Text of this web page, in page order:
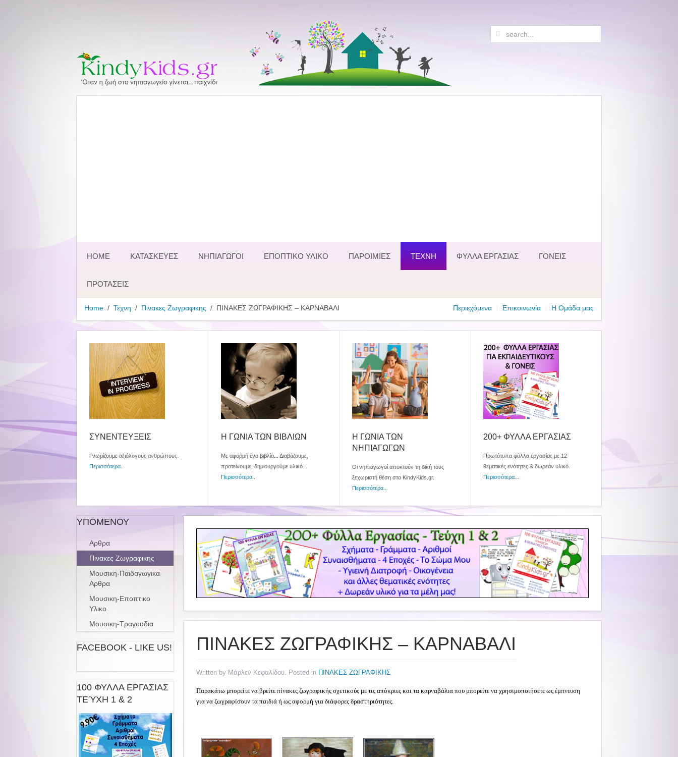
HOME ΚΑΤΑΣΚΕΥΕΣ ΝΗΠΙΑΓΩΓΟΙ ΕΠΟΠΤΙΚΟ ΥΛΙΚΟ ΠΑΡΟΙΜΙΕΣ ΤΕΧΝΗ ΦΥΛΛΑ ΕΡΓΑΣΙΑΣ ΓΟΝΕΙΣ
ΠΡΟΤΑΣΕΙΣ
Home Τεχνη Πινακες Ζωγραφικης ΠΙΝΑΚΕΣ ΖΩΓΡΑΦΙΚΗΣ – ΚΑΡΝΑΒΑΛΙ Περιεχόμενα Επικοινωνία Η Ομάδα μας
ΣΥΝΕΝΤΕΥΞΕΙΣ
Γνωρίζουμε αξιόλογους ανθρώπους.
Περισσότερα
Η ΓΩΝΙΑ ΤΩΝ ΒΙΒΛΙΩΝ
Με αφορμή ένα βιβλίο... Διαβάζουμε,
προτείνουμε, δημιουργούμε υλικό...
Περισσότερα
Η ΓΩΝΙΑ ΤΩΝ
ΝΗΠΙΑΓΩΓΩΝ
Οι νηπιαγωγοί αποκτούν τη δική τους
ξεχωριστή θέση στο KindyKids.gr.
Περισσότερα...
200+ ΦΥΛΛΑ ΕΡΓΑΣΙΑΣ
Πρωτότυπα φύλλα εργασίας με 12
θεματικές ενότητες & δωρεάν υλικό.
Περισσότερα...
ΠΙΝΑΚΕΣ ΖΩΓΡΑΦΙΚΗΣ – ΚΑΡΝΑΒΑΛΙ
Written by Μάρλεν Κεφαλίδου. Posted in ΠΙΝΑΚΕΣ ΖΩΓΡΑΦΙΚΗΣ
Παρακάτω μπορείτε να βρείτε πίνακες ζωγραφικής σχετικούς με τις απόκριες και τα καρναβάλια που μπορείτε να χρησιμοποιήσετε ως έμπνευση
για να ζωγραφίσουν τα παιδιά ή ως αφορμή για διάφορες δραστηριότητες.
ΥΠΟΜΕΝΟΥ
Αρθρα
Πινακες Ζωγραφικης
Μουσικη-Παιδαγωγικα
Αρθρα
Μουσικη-Εποπτικο
Υλικο
Μουσικη-Τραγουδια
FACEBOOK - LIKE US!
100 ΦΥΛΛΑ ΕΡΓΑΣΙΑΣ
ΤΕΎΧΗ 1 & 2